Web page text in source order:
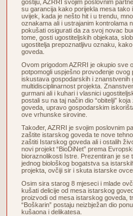
gostiju, AZRRI svojim poslovnim
su garancija kako porijekla mesa tako
uvijek, kada je nešto hit i u trendu,
oznakama ali i ustrajanim kontrolama
pokušati osigurati da za svoj novac
tome, gosti ugostiteljskih objekata,
ugostitelja prepoznatljivu oznaku,
goveda.
Ovom prigodom AZRRI je okupio sve
potpomogli uspješno provođenje
iskustava gospodarskih i znanstvenih
multidisciplinarnost projekta.
gurmani ali i kuhari i vlasnici
postali su na taj način dio “obitelji”
goveda, upravo gospodarskim
ove vrhunske sirovine.
Također, AZRRI je svojim poslovnim
zaštite istarskog goveda te nove
zaštiti Istarskog goveda ali i ostalih
novi projekt “BioDiNet” prema
bioraznolikosti Istre. Prezentiran je
jednog biološkog bogatstva sa
projekta, ovčiji sir i skuta istarske
Osim sira starog 8 mjeseci i mlade
kušati delicije od mesa istarskog
proizvodi od mesa istarskog goveda,
“Boškarin” postaju neizbježan dio
kušaona i delikatesa.